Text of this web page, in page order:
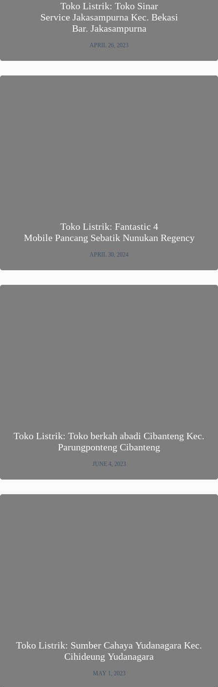
Toko Listrik: Toko Sinar
Service Jakasampurna Kec. Bekasi
Bar. Jakasampurna
APRIL 26, 2023
Toko Listrik: Fantastic 4
Mobile Pancang Sebatik Nunukan Regency
APRIL 30, 2024
Toko Listrik: Toko berkah abadi Cibanteng Kec.
Parungponteng Cibanteng
JUNE 4, 2023
Toko Listrik: Sumber Cahaya Yudanagara Kec.
Cihideung Yudanagara
MAY 1, 2023